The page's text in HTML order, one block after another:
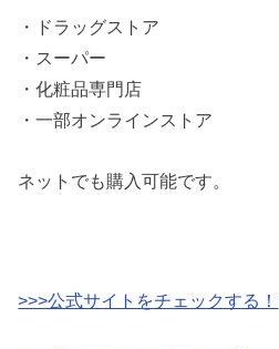
・ドラッグストア
・スーパー
・化粧品専門店
・一部オンラインストア
ネットでも購入可能です。
>>>公式サイトをチェックする！